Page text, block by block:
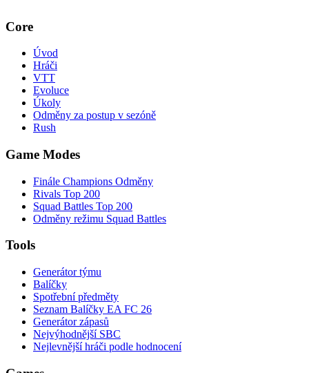
Core
Úvod
Hráči
VTT
Evoluce
Úkoly
Odměny za postup v sezóně
Rush
Game Modes
Finále Champions Odměny
Rivals Top 200
Squad Battles Top 200
Odměny režimu Squad Battles
Tools
Generátor týmu
Balíčky
Spotřební předměty
Seznam Balíčky EA FC 26
Generátor zápasů
Nejvýhodnější SBC
Nejlevnější hráči podle hodnocení